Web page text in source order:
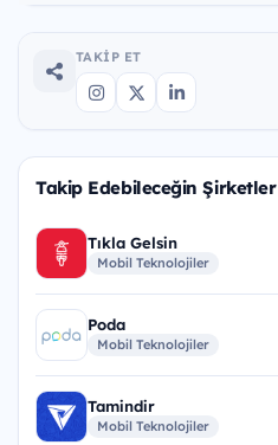
TAKIP ET
Takip Edebileceğin Şirketler
Tıkla Gelsin
Mobil Teknolojiler
Poda
Mobil Teknolojiler
Tamindir
Mobil Teknolojiler